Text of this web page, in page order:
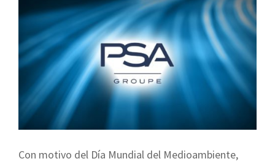
Con motivo del Día Mundial del Medioambiente,